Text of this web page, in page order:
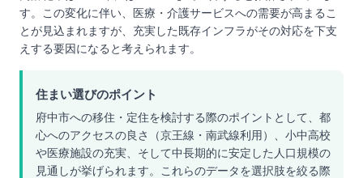
す。この変化に伴い、医療・介護サービスへの需要が高まるこ
とが見込まれますが、充実した既存インフラがその対応を下支
えする要因になると考えられます。
住まい選びのポイント
府中市への移住・定住を検討する際のポイントとして、都
心へのアクセスの良さ（京王線・南武線利用）、小中高校
や医療施設の充実、そして中長期的に安定した人口規模の
見通しが挙げられます。これらのデータを選択肢を絞る際